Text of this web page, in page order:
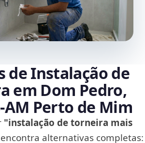
de Instalação de
em Dom Pedro,
Perto de Mim
"instalação de torneira mais
alternativas completas: